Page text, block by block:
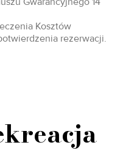
Kosztów
rezerwacji.